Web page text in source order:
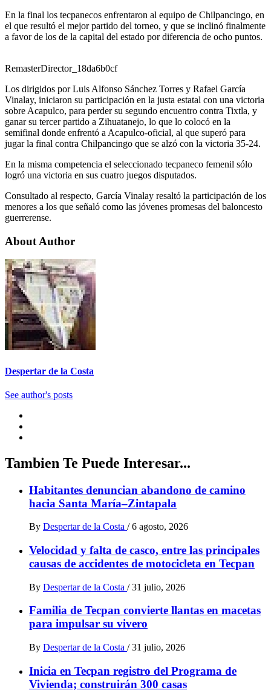
En la final los tecpanecos enfrentaron al equipo de Chilpancingo, en
el que resultó el mejor partido del torneo, y que se inclinó finalmente
a favor de los de la capital del estado por diferencia de ocho puntos.
RemasterDirector_18da6b0cf
Los dirigidos por Luis Alfonso Sánchez Torres y Rafael García
Vinalay, iniciaron su participación en la justa estatal con una victoria
sobre Acapulco, para perder su segundo encuentro contra Tixtla, y
ganar su tercer partido a Zihuatanejo, lo que lo colocó en la
semifinal donde enfrentó a Acapulco-oficial, al que superó para
jugar la final contra Chilpancingo que se alzó con la victoria 35-24.
En la misma competencia el seleccionado tecpaneco femenil sólo
logró una victoria en sus cuatro juegos disputados.
Consultado al respecto, García Vinalay resaltó la participación de los
menores a los que señaló como las jóvenes promesas del baloncesto
guerrerense.
About Author
Despertar de la Costa
See author's posts
Tambien Te Puede Interesar...
Habitantes denuncian abandono de camino
hacia Santa María–Zintapala
By Despertar de la Costa / 6 agosto, 2026
Velocidad y falta de casco, entre las principales
causas de accidentes de motocicleta en Tecpan
By Despertar de la Costa / 31 julio, 2026
Familia de Tecpan convierte llantas en macetas
para impulsar su vivero
By Despertar de la Costa / 31 julio, 2026
Inicia en Tecpan registro del Programa de
Vivienda; construirán 300 casas